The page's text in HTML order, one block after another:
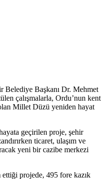
Belediye Başkanı Dr. Mehmet
çalışmalarla, Ordu’nun kent
Millet Düzü yeniden hayat
geçirilen proje, şehir
ticaret, ulaşım ve
yeni bir cazibe merkezi
ettiği projede, 495 fore kazık